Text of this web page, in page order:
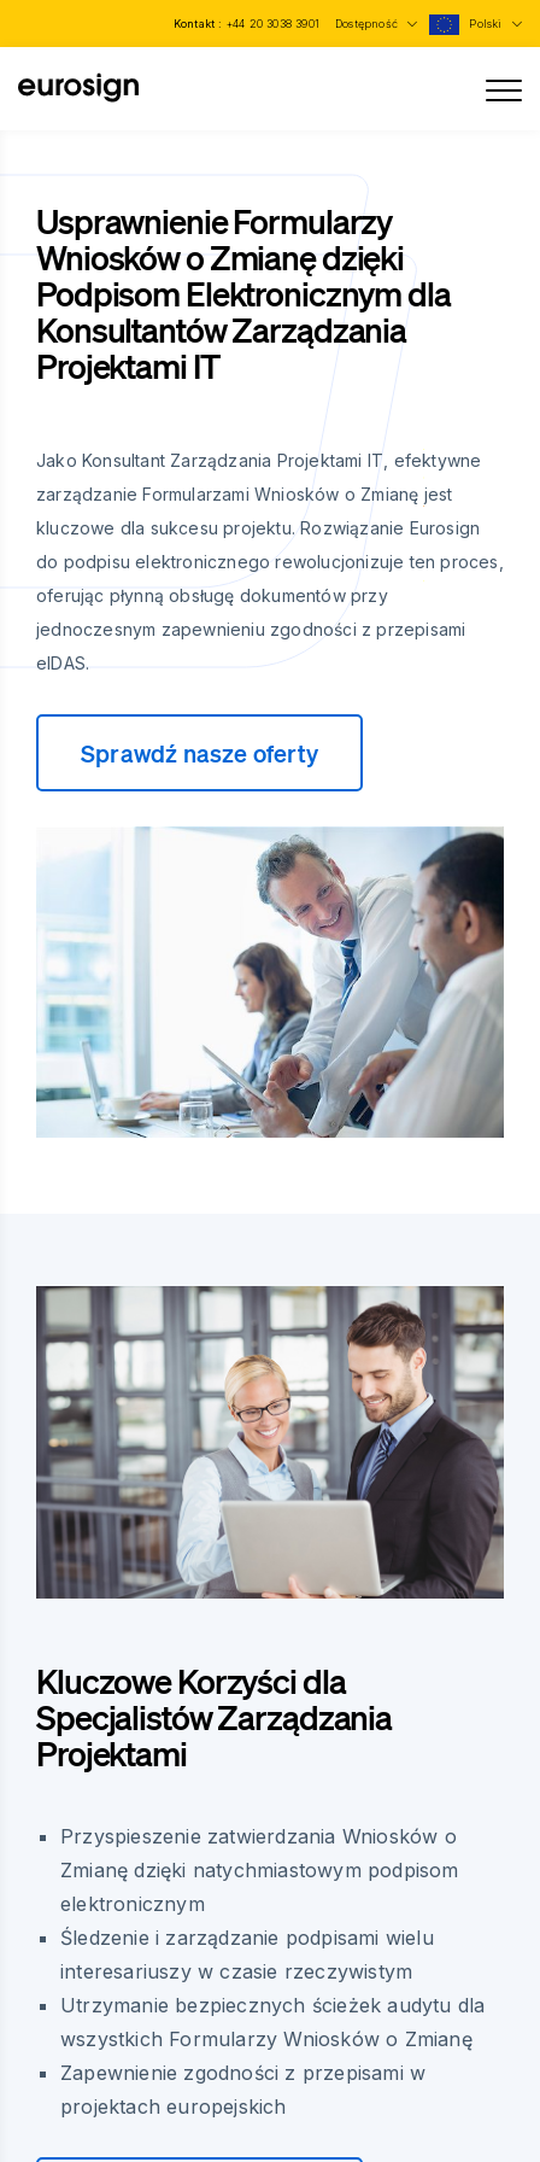
Kontakt : +44 20 3038 3901 Dostępność Polski
Usprawnienie Formularzy
Wniosków o Zmianę dzięki
Podpisom Elektronicznym dla
Konsultantów Zarządzania
Projektami IT
Jako Konsultant Zarządzania Projektami IT, efektywne
zarządzanie Formularzami Wniosków o Zmianę jest
kluczowe dla sukcesu projektu. Rozwiązanie Eurosign
do podpisu elektronicznego rewolucjonizuje ten proces,
oferując płynną obsługę dokumentów przy
jednoczesnym zapewnieniu zgodności z przepisami
eIDAS.
Sprawdź nasze oferty
Kluczowe Korzyści dla
Specjalistów Zarządzania
Projektami
Przyspieszenie zatwierdzania Wniosków o
Zmianę dzięki natychmiastowym podpisom
elektronicznym
Śledzenie i zarządzanie podpisami wielu
interesariuszy w czasie rzeczywistym
Utrzymanie bezpiecznych ścieżek audytu dla
wszystkich Formularzy Wniosków o Zmianę
Zapewnienie zgodności z przepisami w
projektach europejskich